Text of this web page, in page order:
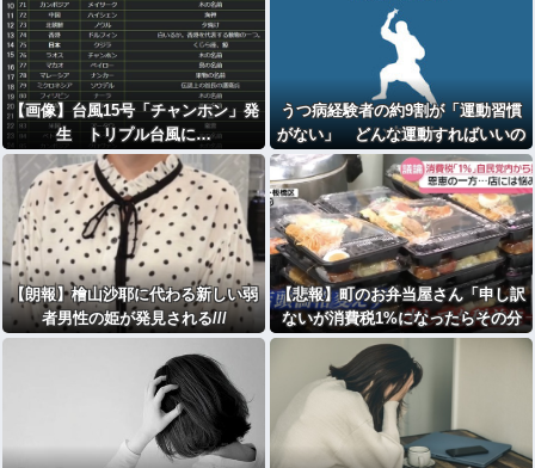
【画像】台風15号「チャンホン」発
生 トリプル台風に…
うつ病経験者の約9割が「運動習慣
がない」 どんな運動すればいいの
さ？
【朗報】檜山沙耶に代わる新しい弱
者男性の姫が発見される///
【悲報】町のお弁当屋さん「申し訳
ないが消費税1%になったらその分
商品代を値上げするわ」